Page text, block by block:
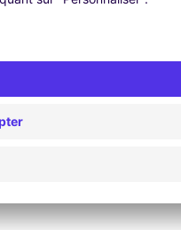
moment pour
De